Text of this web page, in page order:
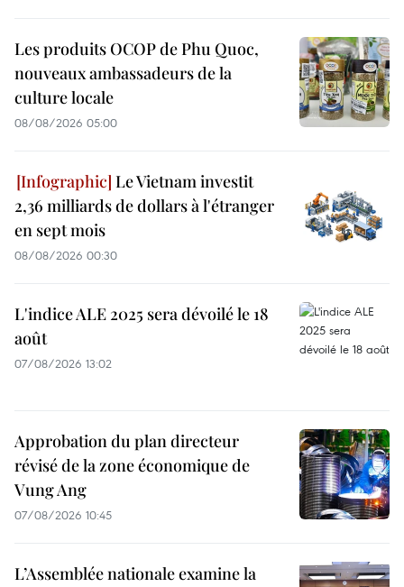
Les produits OCOP de Phu Quoc,
nouveaux ambassadeurs de la
culture locale
08/08/2026 05:00
Le Vietnam investit
2,36 milliards de dollars à l'étranger
en sept mois
08/08/2026 00:30
L'indice ALE 2025 sera dévoilé le 18
août
07/08/2026 13:02
Approbation du plan directeur
révisé de la zone économique de
Vung Ang
07/08/2026 10:45
L’Assemblée nationale examine la